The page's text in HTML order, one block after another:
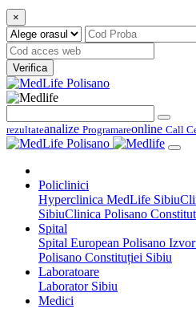
×
Verifica
rezultateanalize Programareonline Call
Policlinici
Hyperclinica MedLife Sibiu
SibiuClinica Polisano
Spital
Spital European Polisano
Polisano Constituției Sibiu
Laboratoare
Laborator Sibiu
Medici